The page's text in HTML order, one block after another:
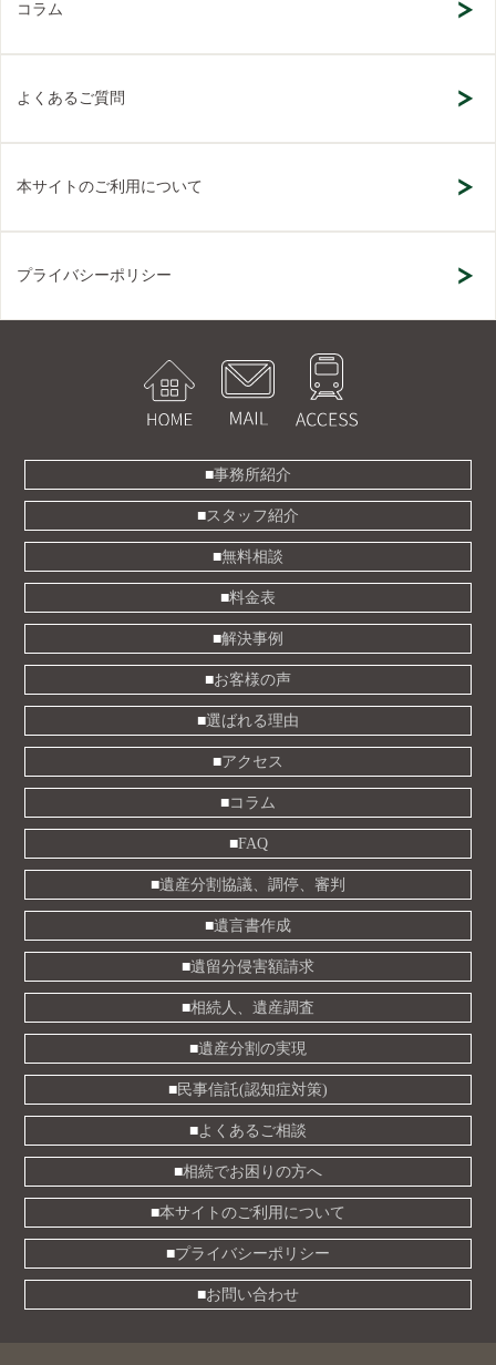
コラム
よくあるご質問
本サイトのご利用について
プライバシーポリシー
事務所紹介
スタッフ紹介
無料相談
料金表
解決事例
お客様の声
選ばれる理由
アクセス
コラム
FAQ
遺産分割協議、調停、審判
遺言書作成
遺留分侵害額請求
相続人、遺産調査
遺産分割の実現
民事信託(認知症対策)
よくあるご相談
相続でお困りの方へ
本サイトのご利用について
プライバシーポリシー
お問い合わせ